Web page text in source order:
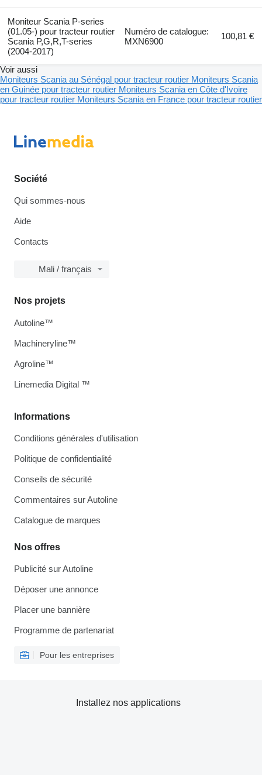
Moniteur Scania P-series
(01.05-) pour tracteur routier
Scania P,G,R,T-series
(2004-2017)
Numéro de catalogue:
MXN6900
100,81 €
Voir aussi
Moniteurs Scania au Sénégal pour tracteur routier Moniteurs Scania
en Guinée pour tracteur routier Moniteurs Scania en Côte d'Ivoire
pour tracteur routier Moniteurs Scania en France pour tracteur routier
Société
Qui sommes-nous
Aide
Contacts
Mali / français
Informations
Conditions générales d'utilisation
Politique de confidentialité
Conseils de sécurité
Commentaires sur Autoline
Catalogue de marques
Nos offres
Publicité sur Autoline
Déposer une annonce
Placer une bannière
Programme de partenariat
Pour les entreprises
Nos projets
Autoline™
Machineryline™
Agroline™
Linemedia Digital ™
Installez nos applications